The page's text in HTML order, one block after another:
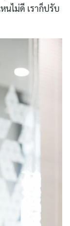
นไม่ดี เราก็ปรับ